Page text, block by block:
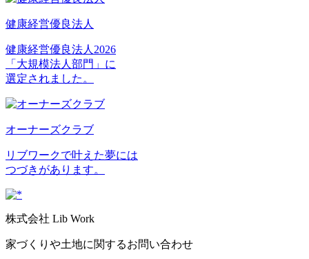
健康経営優良法人
健康経営優良法人2026
「大規模法人部門」に
選定されました。
オーナーズクラブ
リブワークで叶えた夢には
つづきがあります。
株式会社 Lib Work
家づくりや土地に関するお問い合わせ